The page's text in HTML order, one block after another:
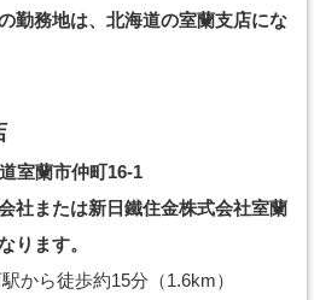
勤務地は、北海道の室蘭支店にな
室蘭市仲町16-1
社または新日鐵住金株式会社室蘭
ります。
から徒歩約15分（1.6km）